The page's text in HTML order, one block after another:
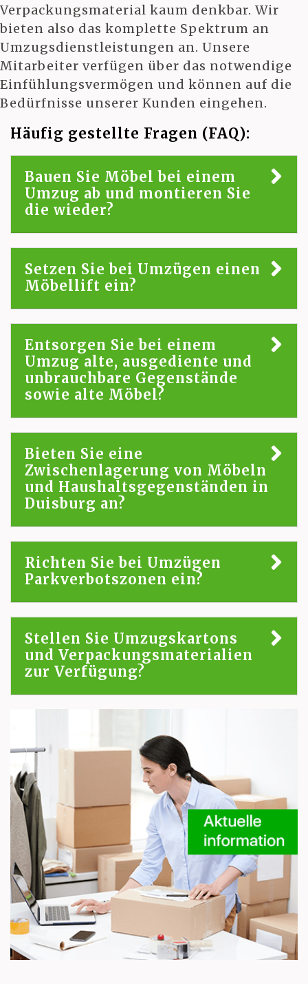
Verpackungsmaterial kaum denkbar. Wir
bieten also das komplette Spektrum an
Umzugsdienstleistungen an. Unsere
Mitarbeiter verfügen über das notwendige
Einfühlungsvermögen und können auf die
Bedürfnisse unserer Kunden eingehen.
Häufig gestellte Fragen (FAQ):
Bauen Sie Möbel bei einem
Umzug ab und montieren Sie
die wieder?
Setzen Sie bei Umzügen einen
Möbellift ein?
Entsorgen Sie bei einem
Umzug alte, ausgediente und
unbrauchbare Gegenstände
sowie alte Möbel?
Bieten Sie eine
Zwischenlagerung von Möbeln
und Haushaltsgegenständen in
Duisburg an?
Richten Sie bei Umzügen
Parkverbotszonen ein?
Stellen Sie Umzugskartons
und Verpackungsmaterialien
zur Verfügung?